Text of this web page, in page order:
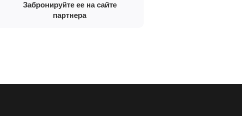
Забронируйте ее на сайте
партнера